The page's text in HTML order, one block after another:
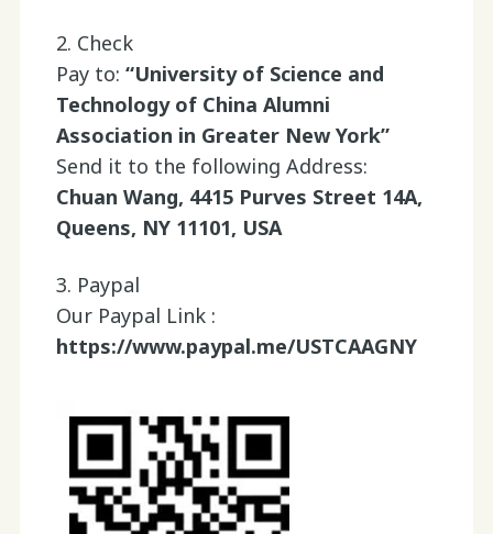
2. Check
Pay to: “University of Science and
Technology of China Alumni
Association in Greater New York”
Send it to the following Address:
Chuan Wang, 4415 Purves Street 14A,
Queens, NY 11101, USA
3. Paypal
Our Paypal Link :
https://www.paypal.me/USTCAAGNY